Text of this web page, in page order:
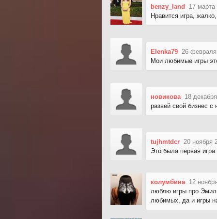
benzy_land
17 марта
Нравится игра,
Elenka79 26
Мои любимые игры
новикова 18
развей свой бизнес с
tujhmtdcr 20 ноября
Это была первая
колумбина 12
люблю игры про
любимых, да и игры